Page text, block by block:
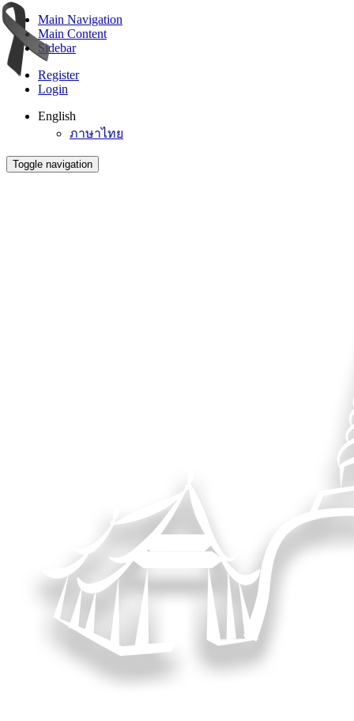
Main Navigation
Main Content
Sidebar
Register
Login
English
ภาษาไทย
Toggle navigation